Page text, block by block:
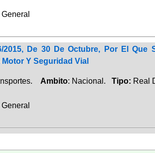
General
2015, De 30 De Octubre, Por El
Y Seguridad Vial
Ambito: Nacional. Tipo: Real
General